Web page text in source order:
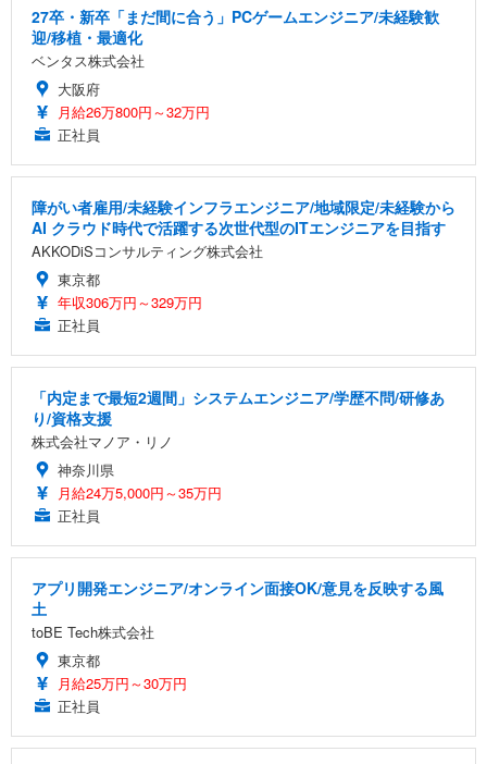
27卒・新卒「まだ間に合う」PCゲームエンジニア/未経験歓
迎/移植・最適化
ベンタス株式会社
大阪府
月給26万800円～32万円
正社員
障がい者雇用/未経験インフラエンジニア/地域限定/未経験から
AI クラウド時代で活躍する次世代型のITエンジニアを目指す
AKKODiSコンサルティング株式会社
東京都
年収306万円～329万円
正社員
「内定まで最短2週間」システムエンジニア/学歴不問/研修あ
り/資格支援
株式会社マノア・リノ
神奈川県
月給24万5,000円～35万円
正社員
アプリ開発エンジニア/オンライン面接OK/意見を反映する風
土
toBE Tech株式会社
東京都
月給25万円～30万円
正社員